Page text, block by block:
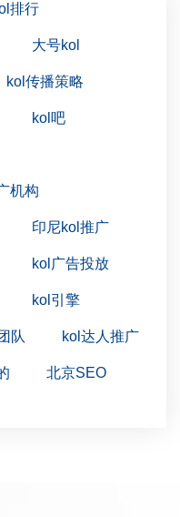
排行
大号kol
kol传播策略
kol吧
机构
印尼kol推广
kol广告投放
kol引擎
队 kol达人推广
北京SEO